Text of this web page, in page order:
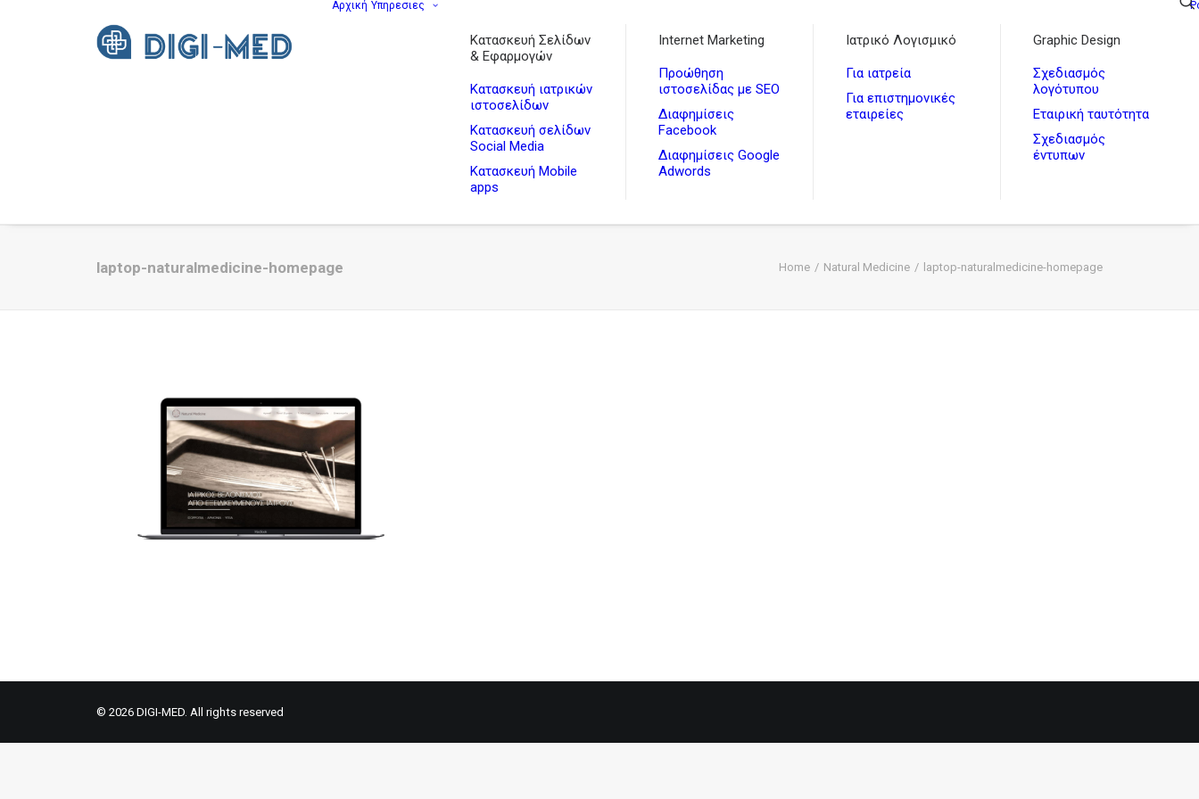
Αρχική Υπηρεσιες
Κατασκευή Σελίδων
& Εφαρμογών
Κατασκευή ιατρικών
ιστοσελίδων
Κατασκευή σελίδων
Social Media
Κατασκευή Mobile
apps
Internet Marketing
Προώθηση
ιστοσελίδας με SEO
Διαφημίσεις
Facebook
Διαφημίσεις Google
Adwords
Ιατρικό Λογισμικό
Για ιατρεία
Για επιστημονικές
εταιρείες
Graphic Design
Σχεδιασμός
λογότυπου
Εταιρική ταυτότητα
Σχεδιασμός
έντυπων
laptop-naturalmedicine-homepage Home Natural Medicine laptop-naturalmedicine-homepage
© 2026 DIGI-MED. All rights reserved